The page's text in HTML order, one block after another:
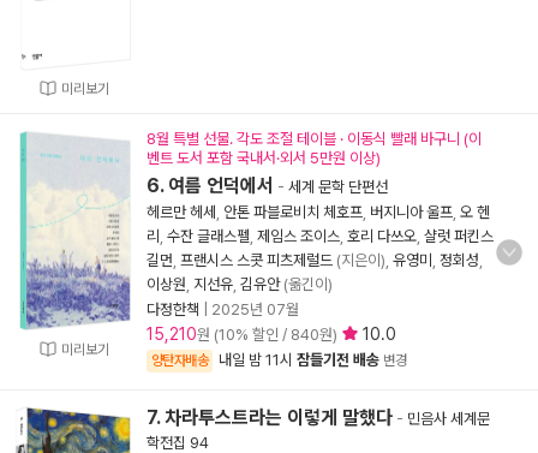
미리보기
미리보기
8월 특별 선물. 각도 조절 테이블 · 이동식 빨래 바구니 (이
벤트 도서 포함 국내서·외서 5만원 이상)
6. 여름 언덕에서 - 세계 문학 단편선
헤르만 헤세
안톤 파블로비치 체호프 버지니아 울프 오 헨
리 수잔 글래스펠 제임스 조이스 호리 다쓰오 샬럿 퍼킨스
길먼 프랜시스 스콧 피츠제럴드 (지은이), 유영미 정회성
이상원 지선유 김유안(옮긴이)
다정한책
2025년 07월
15,210원 (10% 할인 / 840원) 10.0
양탄자배송 내일 밤 11시 잠들기전 배송 변경
7. 차라투스트라는 이렇게 말했다 - 민음사 세계문
학전집 94